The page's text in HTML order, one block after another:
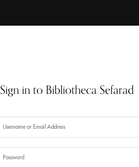
Have an Account?
Sign in to Bibliotheca Sefarad